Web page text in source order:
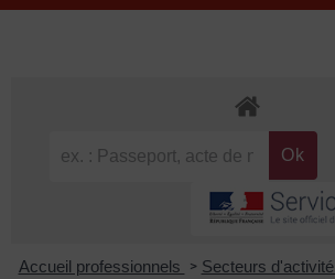
Accueil professionnels > Secteurs d'activité